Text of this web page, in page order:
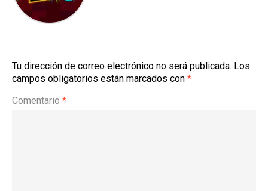
Tu dirección de correo electrónico no será publicada. Los
campos obligatorios están marcados con *
Comentario *